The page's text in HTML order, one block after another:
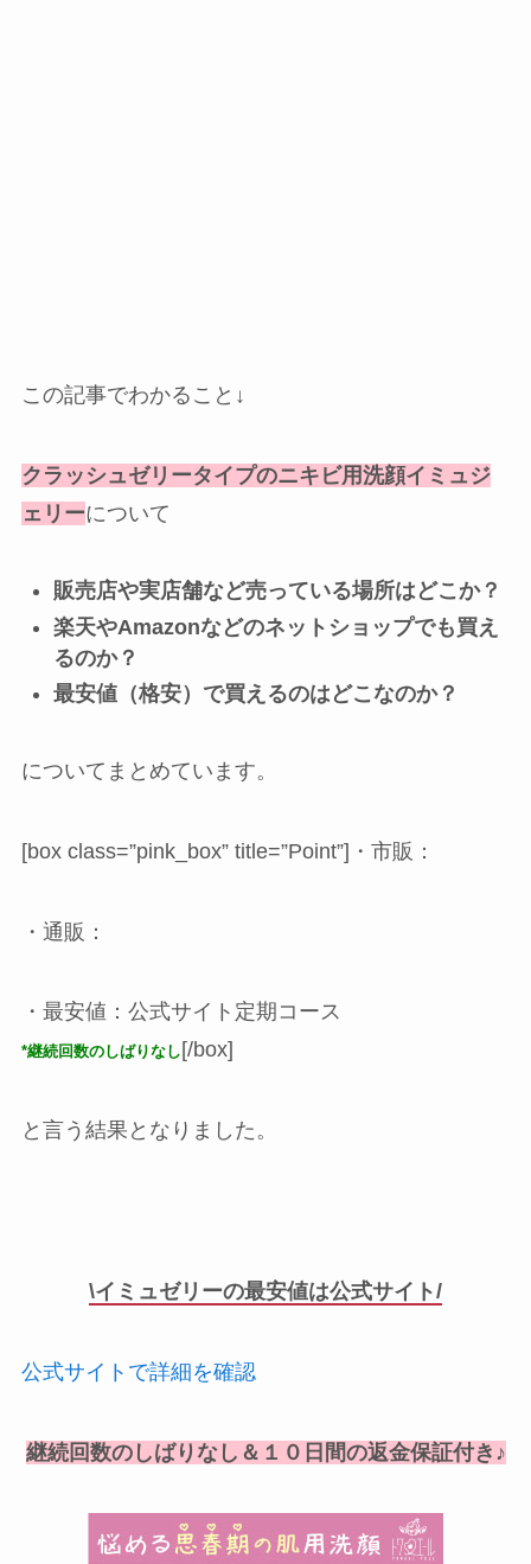
この記事でわかること↓
クラッシュゼリータイプのニキビ用洗顔イミュジ
ェリーについて
販売店や実店舗など売っている場所はどこか？
楽天やAmazonなどのネットショップでも買え
るのか？
最安値（格安）で買えるのはどこなのか？
についてまとめています。
[box class=”pink_box” title=”Point”]・市販：
・通販：
・最安値：公式サイト定期コース
*継続回数のしばりなし [/box]
と言う結果となりました。
\イミュゼリーの最安値は公式サイト/
公式サイトで詳細を確認
継続回数のしばりなし＆１０日間の返金保証付き♪